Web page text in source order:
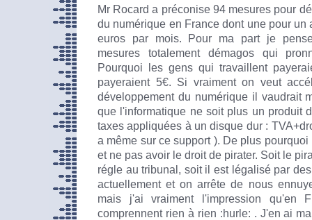
Mr Rocard a préconise 94 mesures pour
du numérique en France dont une pour un
euros par mois. Pour ma part je
mesures totalement démagos qui
Pourquoi les gens qui travaillent
payeraient 5€. Si vraiment on veut
développement du numérique il vaudrait
que l'informatique ne soit plus un produit
taxes appliquées à un disque dur :
a même sur ce support ). De plus
et ne pas avoir le droit de pirater. Soit le
régle au tribunal, soit il est légalisé par
actuellement et on arrête de nous
mais j'ai vraiment l'impression qu'en
comprennent rien à rien :hurle: . J'en ai